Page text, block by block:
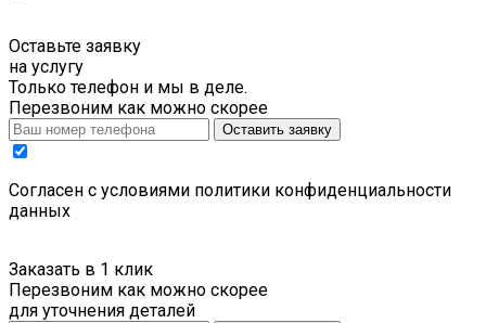
Оставьте заявку
на услугу
Только телефон и мы в деле.
Перезвоним как можно скорее
Оставить заявку
Cогласен с условиями политики конфиденциальности
данных
Заказать в 1 клик
Перезвоним как можно скорее
для уточнения деталей